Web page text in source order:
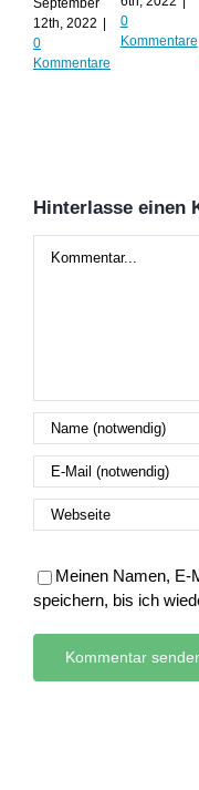
September
12th, 2022
0
Kommentare
0
Kommentare
Hinterlasse einen
Meinen Namen, E-
speichern, bis ich